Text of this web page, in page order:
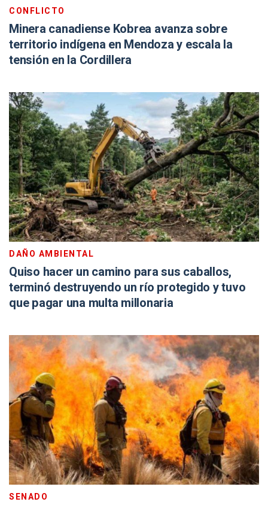
CONFLICTO
Minera canadiense Kobrea avanza sobre
territorio indígena en Mendoza y escala la
tensión en la Cordillera
DAÑO AMBIENTAL
Quiso hacer un camino para sus caballos,
terminó destruyendo un río protegido y tuvo
que pagar una multa millonaria
SENADO